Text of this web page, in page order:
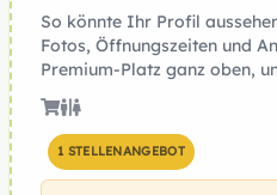
So könnte Ihr Profil
Fotos, Öffnungszeiten und
Premium-Platz ganz oben,
1 STELLENANGEBOT